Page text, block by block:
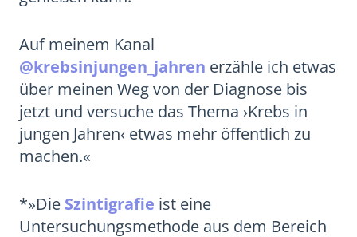
Auf meinem Kanal
@krebsinjungen_jahren erzähle ich etwas
über meinen Weg von der Diagnose bis
jetzt und versuche das Thema ›Krebs in
jungen Jahren‹ etwas mehr öffentlich zu
machen.«
*»Die Szintigrafie ist eine
Untersuchungsmethode aus dem Bereich